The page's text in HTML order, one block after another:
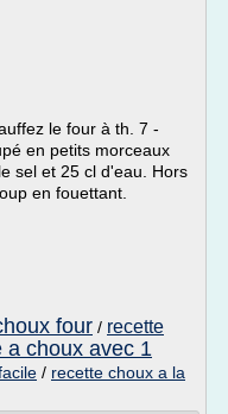
le four à th. 7 -
en petits morceaux
sel et 25 cl d'eau. Hors
en fouettant.
four / recette
a choux avec 1
/ recette choux a la